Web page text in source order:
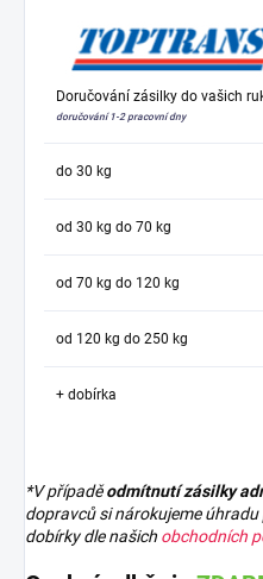
Doručování zásilky do vašich
doručování 1-2 pracovní dny
do 30 kg
od 30 kg do 70 kg
od 70 kg do 120 kg
od 120 kg do 250 kg
+ dobírka
*V případěodmítnutí zásilky
dopravců si nárokujeme
dobírky dle našich obchodních